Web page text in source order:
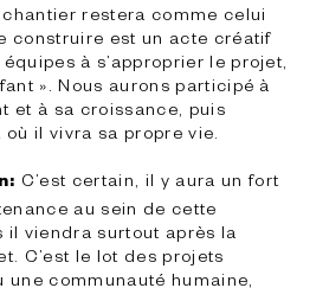
restera comme celui
construire est un acte créatif
à s’approprier le projet,
». Nous aurons participé à
et à sa croissance, puis
il vivra sa propre vie.
C’est certain, il y aura un fort
au sein de cette
il viendra surtout après la
C’est le lot des projets
une communauté humaine,